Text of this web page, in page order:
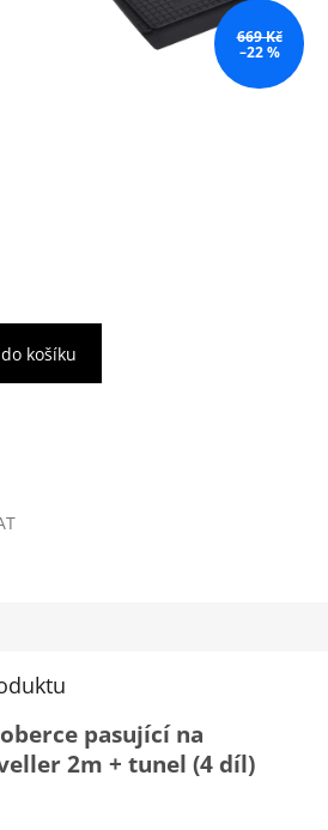
669 Kč
–22 %
košíku
pasující na
2m + tunel (4 díl)